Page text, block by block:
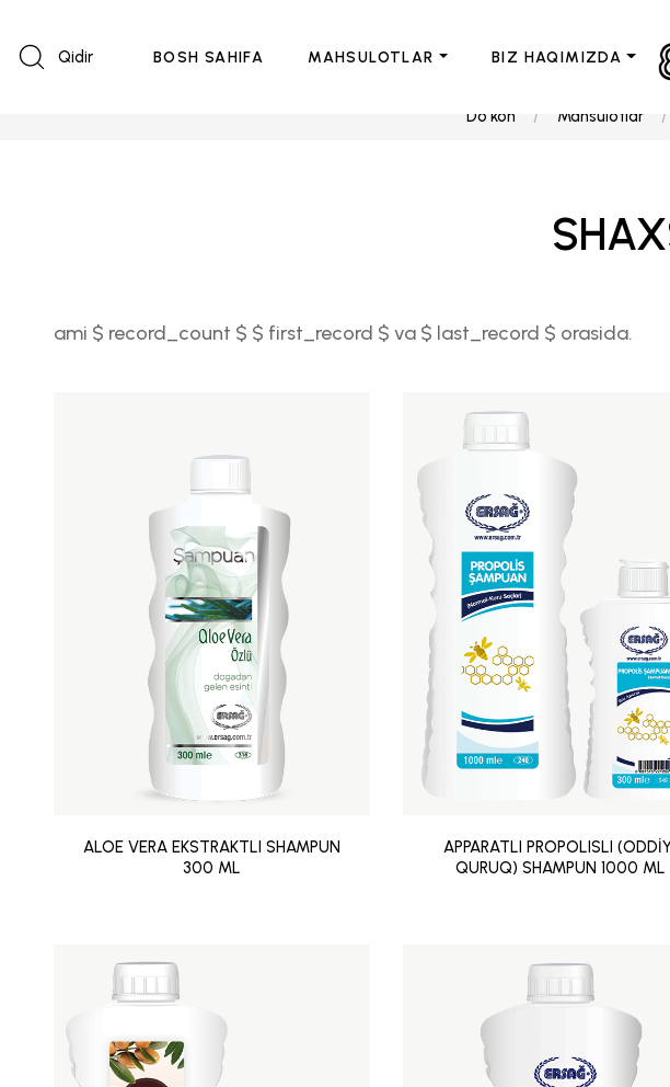
Qidir BOSH SAHIFA MAHSULOTLAR BIZ HAQIMIZDA
Do'kon Mahsulotlar
ami $ record_count $ $ first_record $ va $ last_record $ orasida.
ALOE VERA EKSTRAKTLI SHAMPUN
300 ML
APPARATLI PROPOLISLI
QURUQ) SHAMPUN 1000 ML